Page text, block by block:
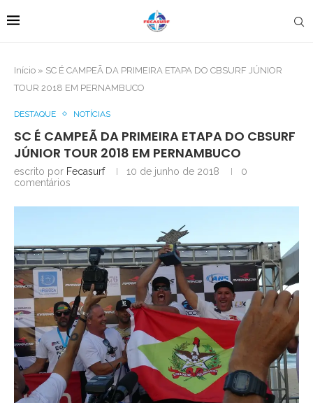
Início » SC É CAMPEÃ DA PRIMEIRA ETAPA DO CBSURF JÚNIOR
TOUR 2018 EM PERNAMBUCO
DESTAQUE NOTÍCIAS
SC É CAMPEÃ DA PRIMEIRA ETAPA DO CBSURF
JÚNIOR TOUR 2018 EM PERNAMBUCO
escrito por Fecasurf 10 de junho de 2018
0
comentários